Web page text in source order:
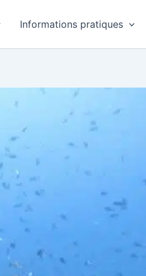
Informations pratiques